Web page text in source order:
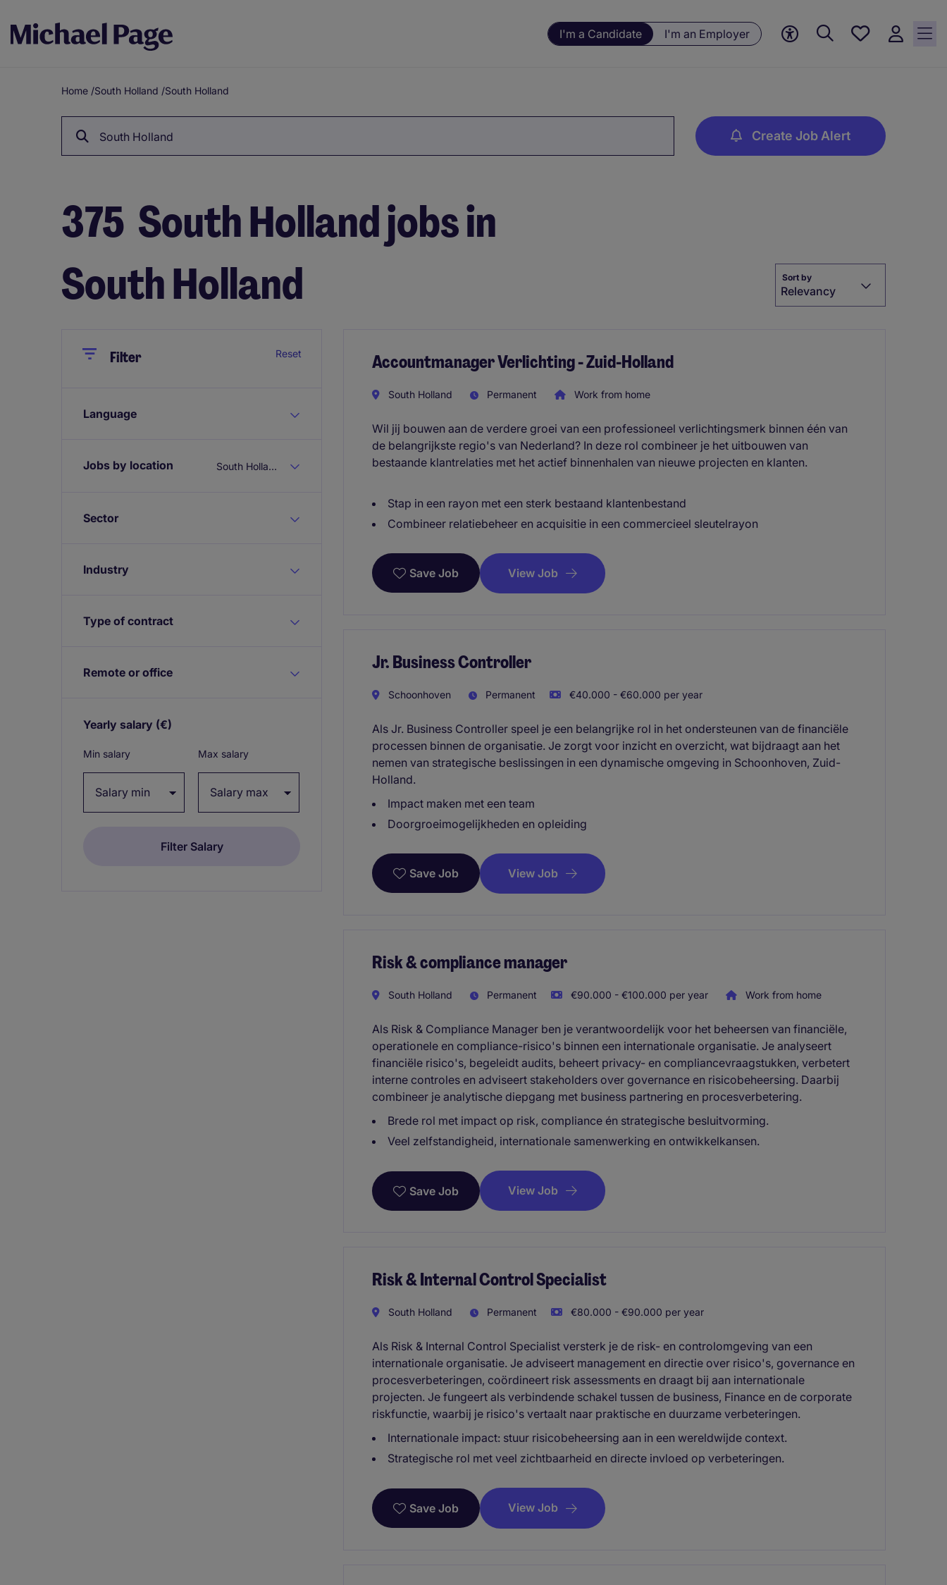
I'm a Candidate I'm an Employer
Save
Breadcrumb
Home /South Holland /South Holland
South Holland Create Job Alert
375 South Holland jobs in
South Holland
Sort by
Relevancy
CloseFilter Reset
Language
Jobs by location South Holland
Sector
Industry
Type of contract
Remote or office
Yearly salary (€)
Min salary Max salary
Accountmanager Verlichting - Zuid-Holland
South Holland Permanent Work from home
Wil jij bouwen aan de verdere groei van een professioneel verlichtingsmerk binnen één van
de belangrijkste regio's van Nederland? In deze rol combineer je het uitbouwen van
bestaande klantrelaties met het actief binnenhalen van nieuwe projecten en klanten.
Stap in een rayon met een sterk bestaand klantenbestand
Combineer relatiebeheer en acquisitie in een commercieel sleutelrayon
Save Job View Job
Jr. Business Controller
Schoonhoven Permanent €40.000 - €60.000 per year
Als Jr. Business Controller speel je een belangrijke rol in het ondersteunen van de financiële
processen binnen de organisatie. Je zorgt voor inzicht en overzicht, wat bijdraagt aan het
nemen van strategische beslissingen in een dynamische omgeving in Schoonhoven, Zuid-
Holland.
Impact maken met een team
Doorgroeimogelijkheden en opleiding
Save Job View Job
Risk & compliance manager
South Holland Permanent €90.000 - €100.000 per year Work from home
Als Risk & Compliance Manager ben je verantwoordelijk voor het beheersen van financiële,
operationele en compliance-risico's binnen een internationale organisatie. Je analyseert
financiële risico's, begeleidt audits, beheert privacy- en compliancevraagstukken, verbetert
interne controles en adviseert stakeholders over governance en risicobeheersing. Daarbij
combineer je analytische diepgang met business partnering en procesverbetering.
Brede rol met impact op risk, compliance én strategische besluitvorming.
Veel zelfstandigheid, internationale samenwerking en ontwikkelkansen.
Save Job View Job
Risk & Internal Control Specialist
South Holland Permanent €80.000 - €90.000 per year
Als Risk & Internal Control Specialist versterk je de risk- en controlomgeving van een
internationale organisatie. Je adviseert management en directie over risico's, governance en
procesverbeteringen, coördineert risk assessments en draagt bij aan internationale
projecten. Je fungeert als verbindende schakel tussen de business, Finance en de corporate
riskfunctie, waarbij je risico's vertaalt naar praktische en duurzame verbeteringen.
Internationale impact: stuur risicobeheersing aan in een wereldwijde context.
Strategische rol met veel zichtbaarheid en directe invloed op verbeteringen.
Save Job View Job